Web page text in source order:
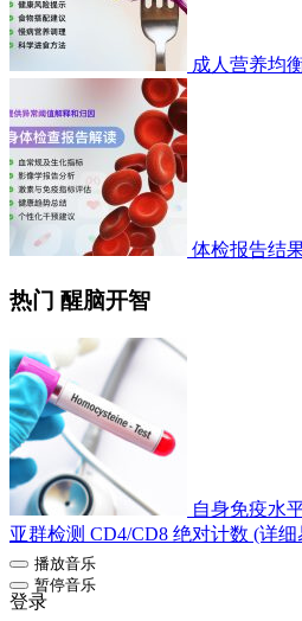
成人营养均
体检报告结
热门 醒脑开智
自身免疫水
亚群检测 CD4/CD8 绝对计数 (详
播放音乐
暂停音乐
登录